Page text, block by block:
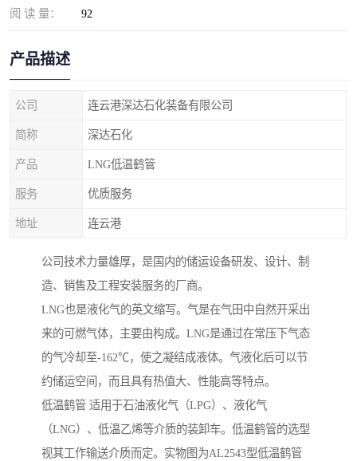
阅 读 量： 92
产品描述
公司 连云港深达石化装备有限公司
简称 深达石化
产品 LNG低温鹤管
服务 优质服务
地址 连云港
公司技术力量雄厚，是国内的储运设备研发、设计、制
造、销售及工程安装服务的厂商。
LNG也是液化气的英文缩写。气是在气田中自然开采出
来的可燃气体，主要由构成。LNG是通过在常压下气态
的气冷却至-162℃，使之凝结成液体。气液化后可以节
约储运空间，而且具有热值大、性能高等特点。
低温鹤管 适用于石油液化气（LPG）、液化气
（LNG）、低温乙烯等介质的装卸车。低温鹤管的选型
视其工作输送介质而定。实物图为AL2543型低温鹤管